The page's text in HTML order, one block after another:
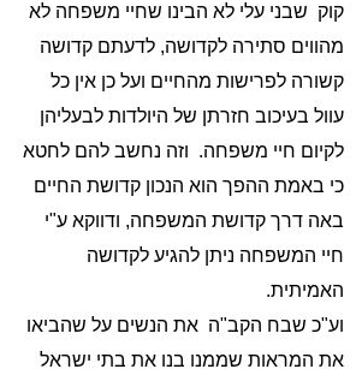
קוק שבני עלי לא הבינו שחיי משפחה לא
מהווים סתירה לקדושה, לדעתם קדושה
קשורה לפרישות מהחיים ועל כן אין כל
עוול בעיכוב חזרתן של היולדות לבעליהן
לקיום חיי משפחה. וזה נחשב להם לחטא
כי באמת ההפך הוא הנכון קדושת החיים
באה דרך קדושת המשפחה, ודווקא ע"י
חיי המשפחה ניתן להגיע לקדושה
האמיתית.
וע"כ שבח הקב"ה את הנשים על שהביאו
את המראות שממנו בנו את בתי ישראל